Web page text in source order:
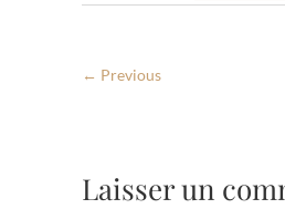
← Previous
Laisser un